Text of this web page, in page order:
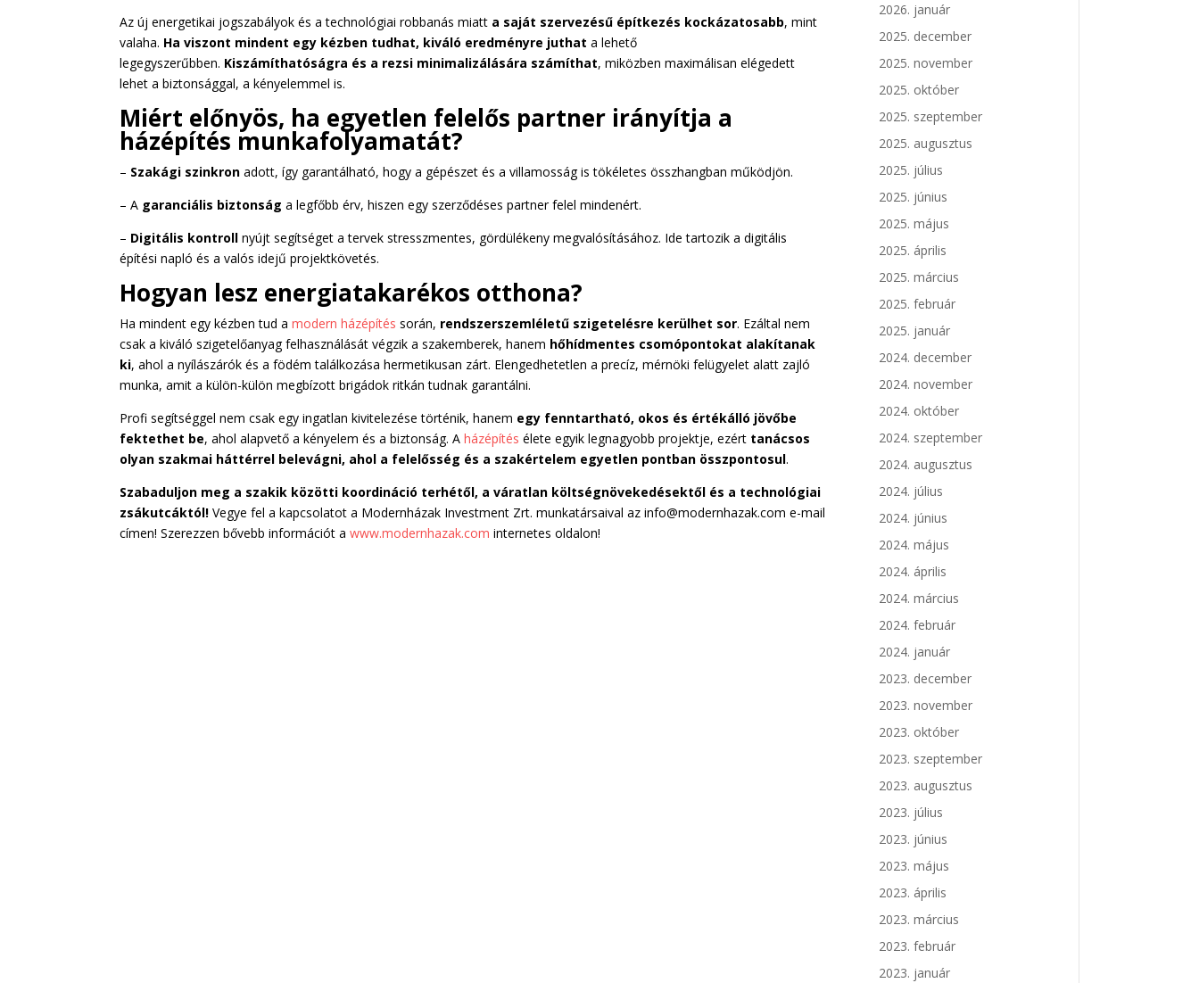
Az új energetikai jogszabályok és a technológiai robbanás miatt a saját szervezésű építkezés kockázatosabb, mint
valaha. Ha viszont mindent egy kézben tudhat, kiváló eredményre juthata lehető
legegyszerűbben. Kiszámíthatóságra és a rezsi minimalizálására számíthat, miközben maximálisan elégedett
lehet a biztonsággal, a kényelemmel is.
Miért előnyös, ha egyetlen felelős partner irányítja a
házépítés munkafolyamatát?
– Szakági szinkron adott, így garantálható, hogy a gépészet és a villamosság is tökéletes összhangban működjön.
– A garanciális biztonság a legfőbb érv, hiszen egy szerződéses partner felel mindenért.
– Digitális kontroll nyújt segítséget a tervek stresszmentes, gördülékeny megvalósításához. Ide tartozik a digitális
építési napló és a valós idejű projektkövetés.
Hogyan lesz energiatakarékos otthona?
Ha mindent egy kézben tud amodern házépítés során, rendszerszemléletű szigetelésre kerülhet sor. Ezáltal nem
csak a kiváló szigetelőanyag felhasználását végzik a szakemberek, hanem hőhídmentes csomópontokat alakítanak
ki, ahol a nyílászárók és a födém találkozása hermetikusan zárt. Elengedhetetlen a precíz, mérnöki felügyelet alatt zajló
munka, amit a külön-külön megbízott brigádok ritkán tudnak garantálni.
Profi segítséggel nem csak egy ingatlan kivitelezése történik, hanem egy fenntartható, okos és értékálló jövőbe
fektethet be, ahol alapvető a kényelem és a biztonság. Aházépítés élete egyik legnagyobb projektje, ezért tanácsos
olyan szakmai háttérrel belevágni, ahol a felelősség és a szakértelem egyetlen pontban összpontosul.
Szabaduljon meg a szakik közötti koordináció terhétől, a váratlan költségnövekedésektől és a technológiai
zsákutcáktól! Vegye fel a kapcsolatot a Modernházak Investment Zrt. munkatársaival az info@modernhazak.com e-mail
címen! Szerezzen bővebb információt awww.modernhazak.com internetes oldalon!
2026. január
2025. december
2025. november
2025. október
2025. szeptember
2025. augusztus
2025. július
2025. június
2025. május
2025. április
2025. március
2025. február
2025. január
2024. december
2024. november
2024. október
2024. szeptember
2024. augusztus
2024. július
2024. június
2024. május
2024. április
2024. március
2024. február
2024. január
2023. december
2023. november
2023. október
2023. szeptember
2023. augusztus
2023. július
2023. június
2023. május
2023. április
2023. március
2023. február
2023. január